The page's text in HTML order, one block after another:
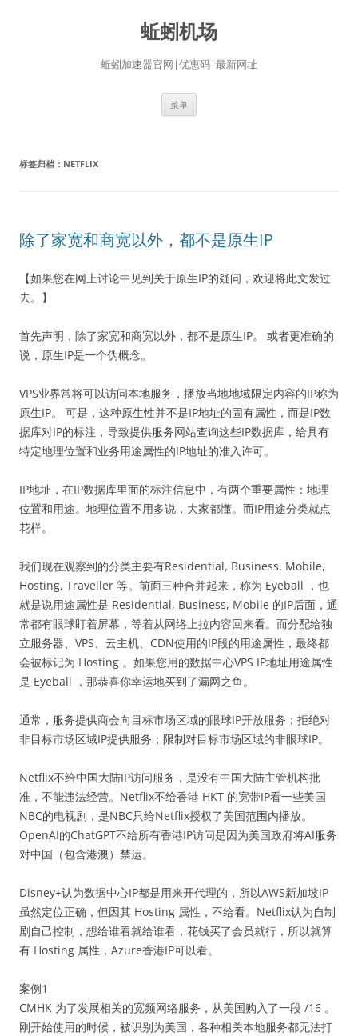
蚯蚓机场
蚯蚓加速器官网|优惠码|最新网址
菜单
标签归档： NETFLIX
除了家宽和商宽以外，都不是原生IP
【如果您在网上讨论中见到关于原生IP的疑问，欢迎将此文发过
去。】
首先声明，除了家宽和商宽以外，都不是原生IP。 或者更准确的
说，原生IP是一个伪概念。
VPS业界常将可以访问本地服务，播放当地地域限定内容的IP称为
原生IP。 可是，这种原生性并不是IP地址的固有属性，而是IP数
据库对IP的标注，导致提供服务网站查询这些IP数据库，给具有
特定地理位置和业务用途属性的IP地址的准入许可。
IP地址，在IP数据库里面的标注信息中，有两个重要属性：地理
位置和用途。地理位置不用多说，大家都懂。而IP用途分类就点
花样。
我们现在观察到的分类主要有Residential, Business, Mobile,
Hosting, Traveller 等。前面三种合并起来，称为 Eyeball ，也
就是说用途属性是 Residential, Business, Mobile 的IP后面，通
常都有眼球盯着屏幕，等着从网络上拉内容回来看。而分配给独
立服务器、VPS、云主机、CDN使用的IP段的用途属性，最终都
会被标记为 Hosting 。如果您用的数据中心VPS IP地址用途属性
是 Eyeball ，那恭喜你幸运地买到了漏网之鱼。
通常，服务提供商会向目标市场区域的眼球IP开放服务；拒绝对
非目标市场区域IP提供服务；限制对目标市场区域的非眼球IP。
Netflix不给中国大陆IP访问服务，是没有中国大陆主管机构批
准，不能违法经营。Netflix不给香港 HKT 的宽带IP看一些美国
NBC的电视剧，是NBC只给Netflix授权了美国范围内播放。
OpenAI的ChatGPT不给所有香港IP访问是因为美国政府将AI服务
对中国（包含港澳）禁运。
Disney+认为数据中心IP都是用来开代理的，所以AWS新加坡IP
虽然定位正确，但因其 Hosting 属性，不给看。Netflix认为自制
剧自己控制，想给谁看就给谁看，花钱买了会员就行，所以就算
有 Hosting 属性，Azure香港IP可以看。
案例1
CMHK 为了发展相关的宽频网络服务，从美国购入了一段 /16 。
刚开始使用的时候，被识别为美国，各种相关本地服务都无法打